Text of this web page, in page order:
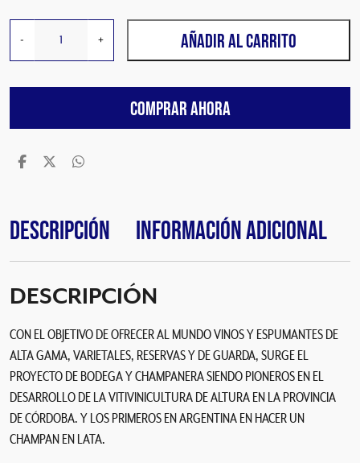
-
t
v
i
g
o
B
l
a
n
c
c
+ AÑADIR AL CARRITO
COMPRAR AHORA
Descripción Información adicional
DESCRIPCIÓN
CON EL OBJETIVO DE OFRECER AL MUNDO VINOS Y ESPUMANTES DE
ALTA GAMA, VARIETALES, RESERVAS Y DE GUARDA, SURGE EL
PROYECTO DE BODEGA Y CHAMPANERA SIENDO PIONEROS EN EL
DESARROLLO DE LA VITIVINICULTURA DE ALTURA EN LA PROVINCIA
DE CÓRDOBA. Y LOS PRIMEROS EN ARGENTINA EN HACER UN
CHAMPAN EN LATA.